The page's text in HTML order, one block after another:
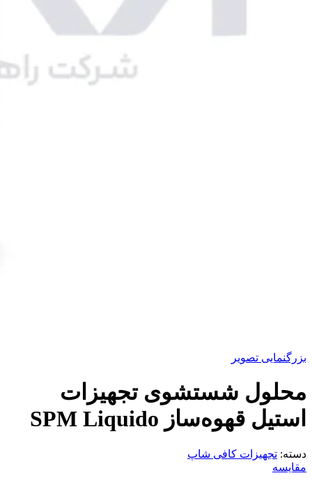
بزرگنمایی تصویر
محلول شستشوی تجهیزات
استیل قهوه‌ساز SPM Liquido
دسته: تجهیزات کافی شاپ
مقایسه